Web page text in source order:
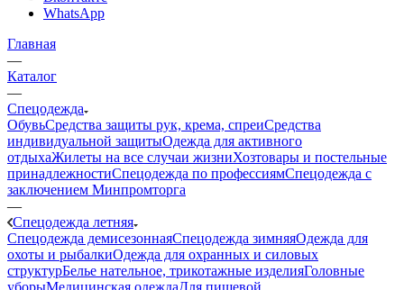
WhatsApp
Главная
—
Каталог
—
Спецодежда
ОбувьСредства защиты рук, крема, спреиСредства
индивидуальной защитыОдежда для активного
отдыхаЖилеты на все случаи жизниХозтовары и постельные
принадлежностиСпецодежда по профессиямСпецодежда с
заключением Минпромторга
—
Спецодежда летняя
Спецодежда демисезоннаяСпецодежда зимняяОдежда для
охоты и рыбалкиОдежда для охранных и силовых
структурБелье нательное, трикотажные изделияГоловные
уборыМедицинская одеждаДля пищевой